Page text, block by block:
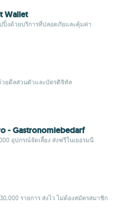
Wallet
ปิ้งด้วยบริการที่ปลอดภัยและคุ้มค่า
ยดีลส่วนตัวและบัตรดิจิทัล
- Gastronomiebedarf
อุปกรณ์จัดเลี้ยง ส่งฟรีในเยอรมนี
รายการ ส่งไว ไม่ต้องสมัครสมาชิก